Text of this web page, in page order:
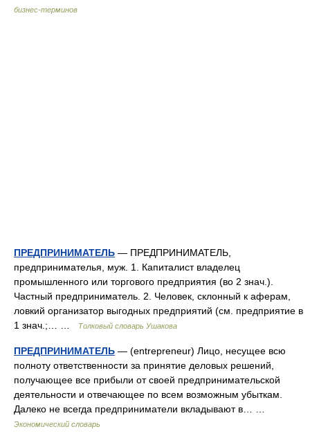
бизнес-терминов
ПРЕДПРИНИМАТЕЛЬ — ПРЕДПРИНИМАТЕЛЬ,
предпринимателья, муж. 1. Капиталист владелец
промышленного или торгового предприятия (во 2 знач.).
Частный предприниматель. 2. Человек, склонный к аферам,
ловкий организатор выгодных предприятий (см. предприятие в
1 знач.;… …
Толковый словарь Ушакова
ПРЕДПРИНИМАТЕЛЬ — (entrepreneur) Лицо, несущее всю
полноту ответственности за принятие деловых решений,
получающее все прибыли от своей предпринимательской
деятельности и отвечающее по всем возможным убыткам.
Далеко не всегда предприниматели вкладывают в… …
Экономический словарь